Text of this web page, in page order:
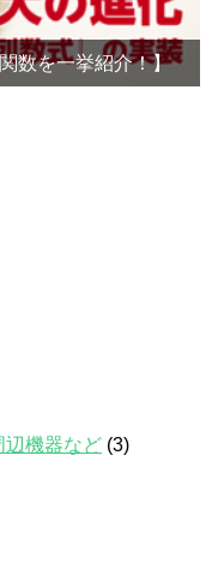
数を一挙紹介！】
辺機器など (3)